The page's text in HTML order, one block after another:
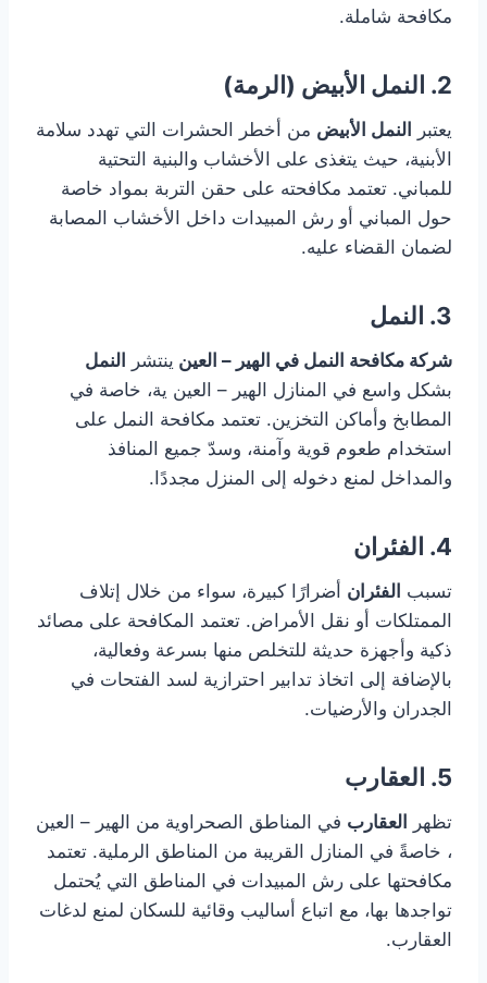
مكافحة شاملة.
2. النمل الأبيض (الرمة)
يعتبر النمل الأبيض من أخطر الحشرات التي تهدد سلامة
الأبنية، حيث يتغذى على الأخشاب والبنية التحتية
للمباني. تعتمد مكافحته على حقن التربة بمواد خاصة
حول المباني أو رش المبيدات داخل الأخشاب المصابة
لضمان القضاء عليه.
3. النمل
شركة مكافحة النمل في الهير – العين ينتشر النمل
بشكل واسع في المنازل الهير – العين ية، خاصة في
المطابخ وأماكن التخزين. تعتمد مكافحة النمل على
استخدام طعوم قوية وآمنة، وسدّ جميع المنافذ
والمداخل لمنع دخوله إلى المنزل مجددًا.
4. الفئران
تسبب الفئران أضرارًا كبيرة، سواء من خلال إتلاف
الممتلكات أو نقل الأمراض. تعتمد المكافحة على مصائد
ذكية وأجهزة حديثة للتخلص منها بسرعة وفعالية،
بالإضافة إلى اتخاذ تدابير احترازية لسد الفتحات في
الجدران والأرضيات.
5. العقارب
تظهر العقارب في المناطق الصحراوية من الهير – العين
، خاصةً في المنازل القريبة من المناطق الرملية. تعتمد
مكافحتها على رش المبيدات في المناطق التي يُحتمل
تواجدها بها، مع اتباع أساليب وقائية للسكان لمنع لدغات
العقارب.